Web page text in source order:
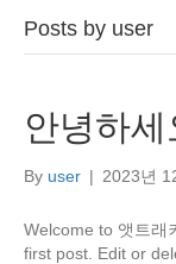
Posts by user
안녕하세
By user | 2023년
Welcome to 앳트래
first post. Edit or